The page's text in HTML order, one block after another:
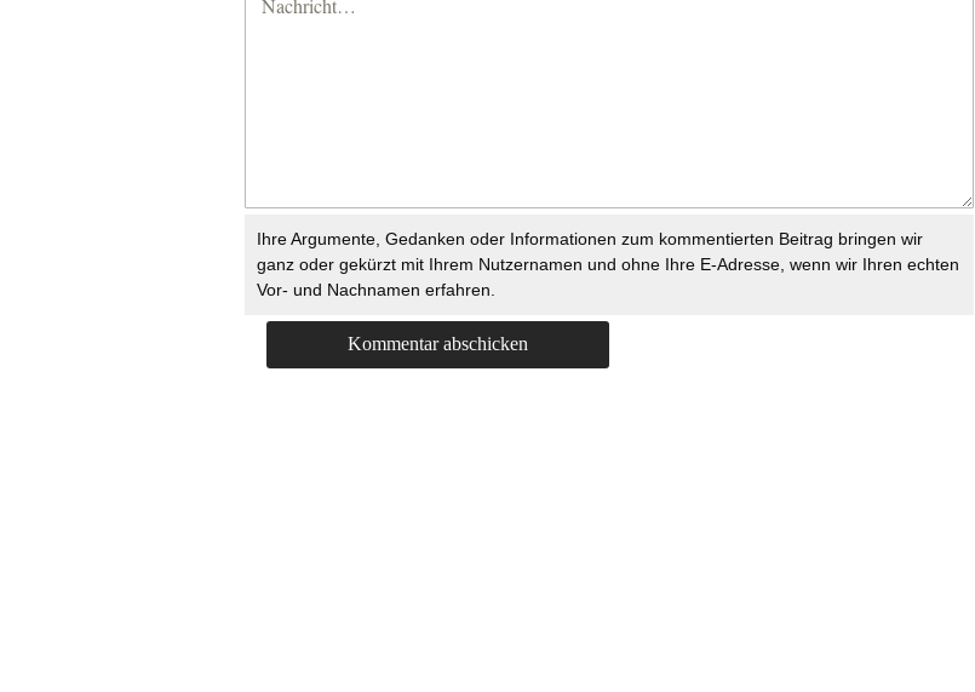
Ihre Argumente, Gedanken oder Informationen zum kommentierten Beitrag bringen wir
ganz oder gekürzt mit Ihrem Nutzernamen und ohne Ihre E-Adresse, wenn wir Ihren echten
Vor- und Nachnamen erfahren.